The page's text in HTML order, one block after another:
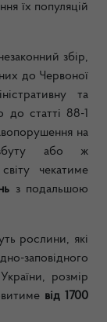
їх популяцій
збір,
до Червоної
та
до статті 88-1
на
збуту або ж
чекатиме
з подальшою
рослини, які
заповідного
розмір
від 1700